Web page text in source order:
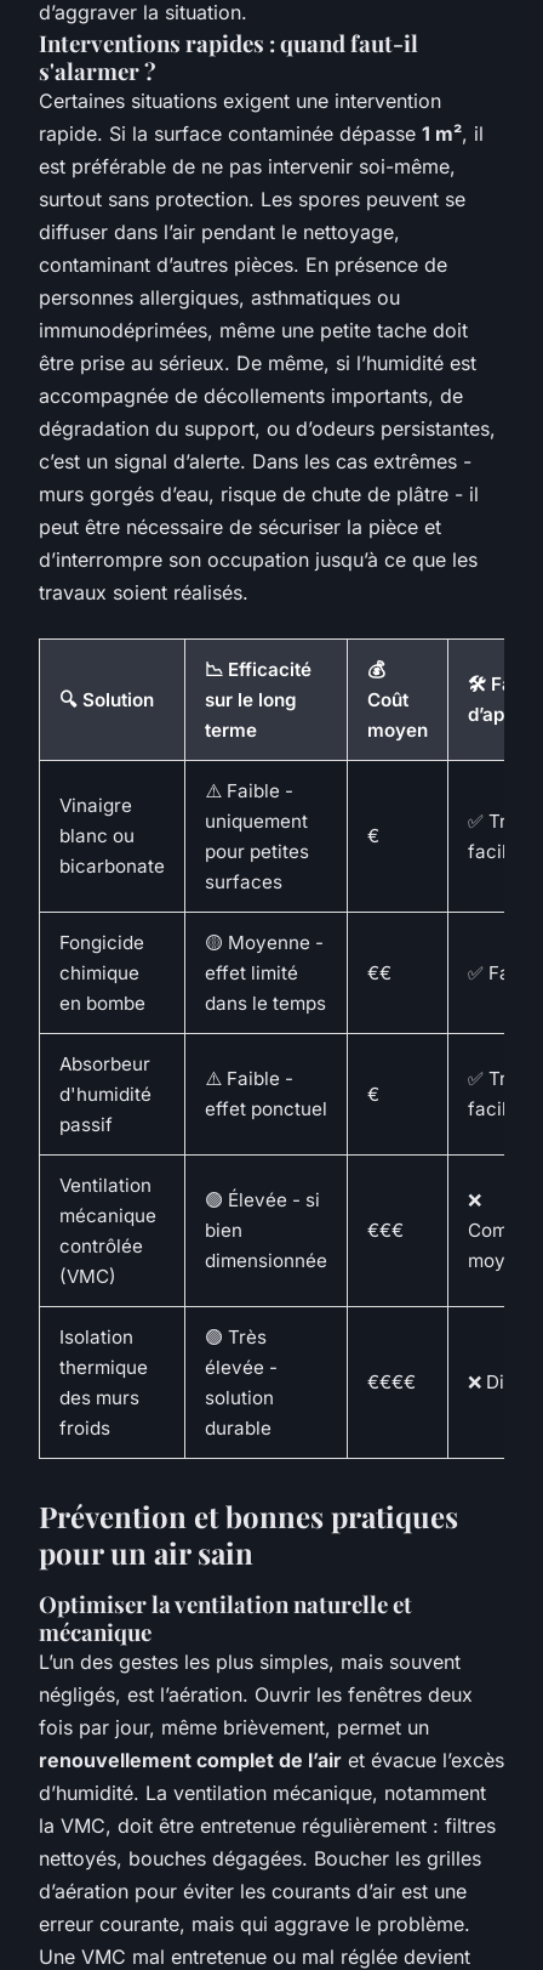
d’aggraver la situation.
Interventions rapides : quand faut-il
s'alarmer ?
Certaines situations exigent une intervention
rapide. Si la surface contaminée dépasse 1 m², il
est préférable de ne pas intervenir soi-même,
surtout sans protection. Les spores peuvent se
diffuser dans l’air pendant le nettoyage,
contaminant d’autres pièces. En présence de
personnes allergiques, asthmatiques ou
immunodéprimées, même une petite tache doit
être prise au sérieux. De même, si l’humidité est
accompagnée de décollements importants, de
dégradation du support, ou d’odeurs persistantes,
c’est un signal d’alerte. Dans les cas extrêmes -
murs gorgés d’eau, risque de chute de plâtre - il
peut être nécessaire de sécuriser la pièce et
d’interrompre son occupation jusqu’à ce que les
travaux soient réalisés.
🔍 Solution
📉 Efficacité
sur le long
terme
💰
Coût
moyen
🛠
Vinaigre
blanc ou
bicarbonate
⚠️ Faible -
uniquement
pour petites
surfaces
€
✅ Très
facile
Fongicide
chimique
en bombe
🟡 Moyenne -
effet limité
dans le temps
€€ ✅ Facile
Absorbeur
d'humidité
passif
⚠️ Faible -
effet ponctuel
€
✅ Très
facile
Ventilation
mécanique
contrôlée
(VMC)
🟢 Élevée - si
bien
dimensionnée
€€€
❌
Isolation
thermique
des murs
froids
🟢 Très
élevée -
solution
durable
€€€€ ❌
Prévention et bonnes pratiques
pour un air sain
Optimiser la ventilation naturelle et
mécanique
L’un des gestes les plus simples, mais souvent
négligés, est l’aération. Ouvrir les fenêtres deux
fois par jour, même brièvement, permet un
renouvellement complet de l’air et évacue l’excès
d’humidité. La ventilation mécanique, notamment
la VMC, doit être entretenue régulièrement : filtres
nettoyés, bouches dégagées. Boucher les grilles
d’aération pour éviter les courants d’air est une
erreur courante, mais qui aggrave le problème.
Une VMC mal entretenue ou mal réglée devient